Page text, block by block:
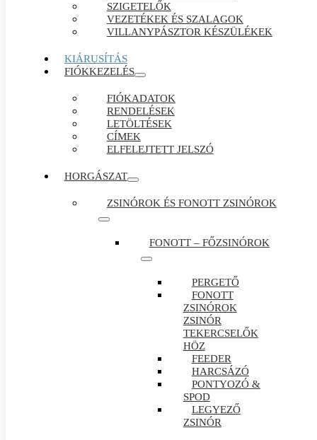
SZIGETELŐK
VEZETÉKEK ÉS SZALAGOK
VILLANYPÁSZTOR KÉSZÜLÉKEK
KIÁRUSÍTÁS
FIÓKKEZELÉS
FIÓKADATOK
RENDELÉSEK
LETÖLTÉSEK
CÍMEK
ELFELEJTETT JELSZÓ
HORGÁSZAT
ZSINÓROK ÉS FONOTT ZSINÓROK
FONOTT – FŐZSINÓROK
PERGETŐ
FONOTT
ZSINÓROK
ZSINÓR
TEKERCSELŐK
HÖZ
FEEDER
HARCSÁZÓ
PONTYOZÓ &
SPOD
LEGYEZŐ
ZSINÓR